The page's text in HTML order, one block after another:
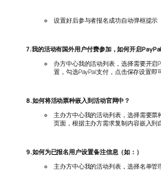
设置好后参与者报名成功自动弹框提示
7.我的活动有国外用户付费参加，如何开启
办方中心我的活动列表，选择需要开
置，勾选PayPal支付，点击保存设置即
8.如何将活动票种嵌入到活动官网中？
主办方中心我的活动列表，选择需要
页面，根据主办方需求复制内容嵌入到
9.如何为已报名用户设置备注信息（如：）
主办方中心我的活动列表，选择名单管